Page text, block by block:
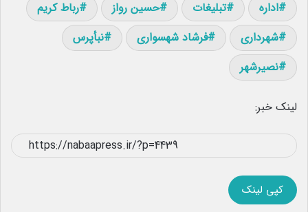
اداره تبلیغات حسین رواز
رباط کریم
شهرداری
فرشاد شهسواری
نبأپرس
نصیرشهر
لینک خبر:
کپی لینک